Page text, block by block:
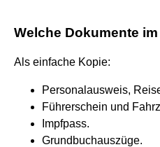
Welche Dokumente
Als einfache Kopie:
Personalausweis,
Führerschein und
Impfpass.
Grundbuchauszüge.